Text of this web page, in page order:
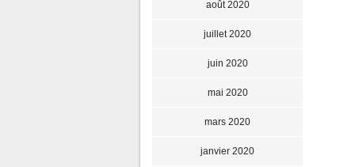
août 2020
juillet 2020
juin 2020
mai 2020
mars 2020
janvier 2020